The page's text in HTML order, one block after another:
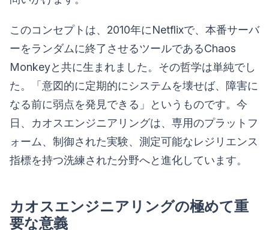
このコンセプトは、2010年にNetflixで、本番サーバ
ーをランダムに終了させるツールであるChaos
Monkeyと共に生まれました。その哲学は単純でし
た。「意図的に定期的にシステムを壊せば、障害に
なる前に弱点を発見できる」というものです。今
日、カオスエンジニアリングは、専用のプラットフ
ォーム、制御された実験、測定可能なレジリエンス
指標を持つ洗練された分野へと進化しています。
カオスエンジニアリングの極めて重
要な意義